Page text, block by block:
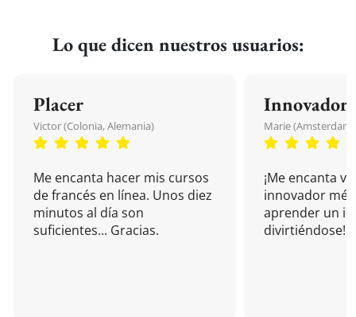
Lo que dicen nuestros usuarios:
Placer
Victor (Colonia, Alemania)
Me encanta hacer mis cursos
de francés en línea. Unos diez
minutos al día son
suficientes... Gracias.
Innovador
Marie (Amsterdam,
¡Me encanta
innovador
aprender un
divirtiéndose!